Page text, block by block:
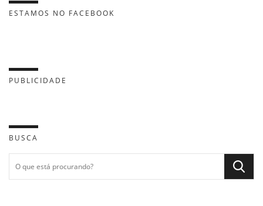
ESTAMOS NO FACEBOOK
PUBLICIDADE
BUSCA